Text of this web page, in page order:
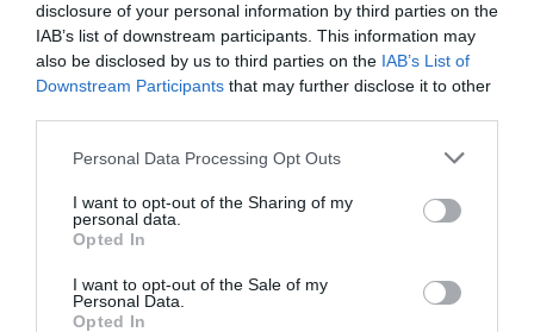
disclosure of your personal information by third parties on the
IAB’s list of downstream participants. This information may
also be disclosed by us to third parties on the IAB’s List of
Downstream Participants that may further disclose it to other
Personal Data Processing Opt Outs
I want to opt-out of the Sharing of my
personal data.
Opted In
I want to opt-out of the Sale of my
Personal Data.
Opted In